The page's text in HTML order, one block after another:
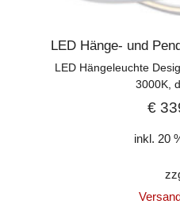
LED Hänge- und
LED Hängeleuchte
3000K,
€
inkl. 20